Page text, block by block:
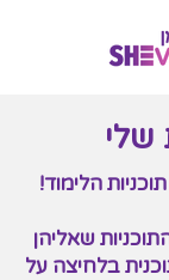
שלי
הלימוד!
שאליהן
בלחיצה על